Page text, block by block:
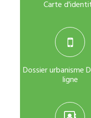
Carte
Dossier urbanisme
ligne